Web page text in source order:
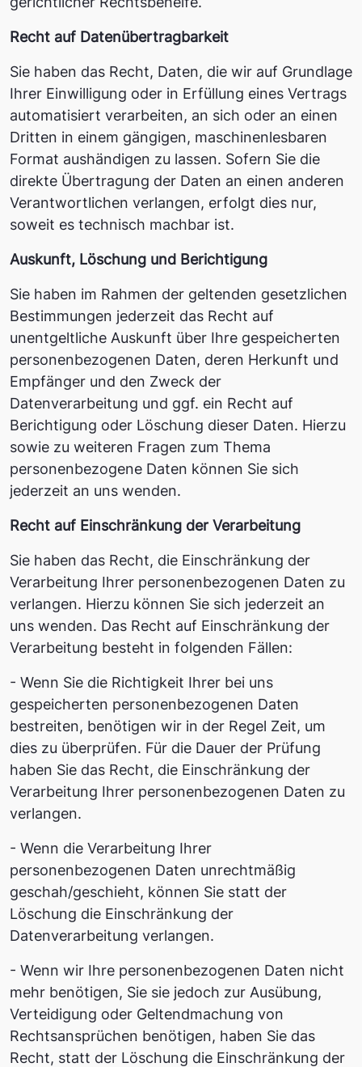
Recht auf Daten­übertrag­barkeit
Sie haben das Recht, Daten, die wir auf Grundlage
Ihrer Einwilligung oder in Erfüllung eines Vertrags
automatisiert verarbeiten, an sich oder an einen
Dritten in einem gängigen, maschinenlesbaren
Format aushändigen zu lassen. Sofern Sie die
direkte Übertragung der Daten an einen anderen
Verantwortlichen verlangen, erfolgt dies nur,
soweit es technisch machbar ist.
Auskunft, Löschung und Berichtigung
Sie haben im Rahmen der geltenden gesetzlichen
Bestimmungen jederzeit das Recht auf
unentgeltliche Auskunft über Ihre gespeicherten
personenbezogenen Daten, deren Herkunft und
Empfänger und den Zweck der
Datenverarbeitung und ggf. ein Recht auf
Berichtigung oder Löschung dieser Daten. Hierzu
sowie zu weiteren Fragen zum Thema
personenbezogene Daten können Sie sich
jederzeit an uns wenden.
Recht auf Einschränkung der Verarbeitung
Sie haben das Recht, die Einschränkung der
Verarbeitung Ihrer personenbezogenen Daten zu
verlangen. Hierzu können Sie sich jederzeit an
uns wenden. Das Recht auf Einschränkung der
Verarbeitung besteht in folgenden Fällen:
- Wenn Sie die Richtigkeit Ihrer bei uns
gespeicherten personenbezogenen Daten
bestreiten, benötigen wir in der Regel Zeit, um
dies zu überprüfen. Für die Dauer der Prüfung
haben Sie das Recht, die Einschränkung der
Verarbeitung Ihrer personenbezogenen Daten zu
verlangen.
- Wenn die Verarbeitung Ihrer
personenbezogenen Daten unrechtmäßig
geschah/geschieht, können Sie statt der
Löschung die Einschränkung der
Datenverarbeitung verlangen.
- Wenn wir Ihre personenbezogenen Daten nicht
mehr benötigen, Sie sie jedoch zur Ausübung,
Verteidigung oder Geltendmachung von
Rechtsansprüchen benötigen, haben Sie das
Recht, statt der Löschung die Einschränkung der